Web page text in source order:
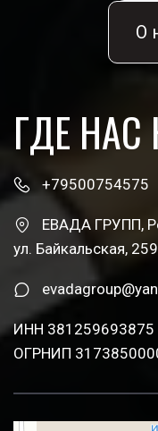
О
ГДЕ НАС
ЕВАДА ГРУПП,
ул. Байкальская,
+79500754575
ИНН 381259693875
ОГРНИП